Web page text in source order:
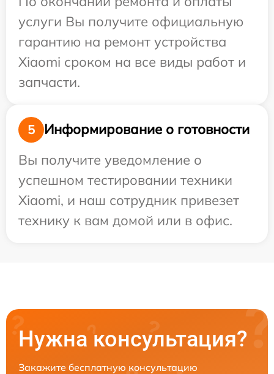
услуги Вы получите официальную
гарантию на ремонт устройства
Xiaomi сроком на все виды работ и
запчасти.
5
Информирование о готовности
Вы получите уведомление о
успешном тестировании техники
Xiaomi, и наш сотрудник привезет
технику к вам домой или в офис.
Нужна консультация?
Закажите бесплатную консультацию